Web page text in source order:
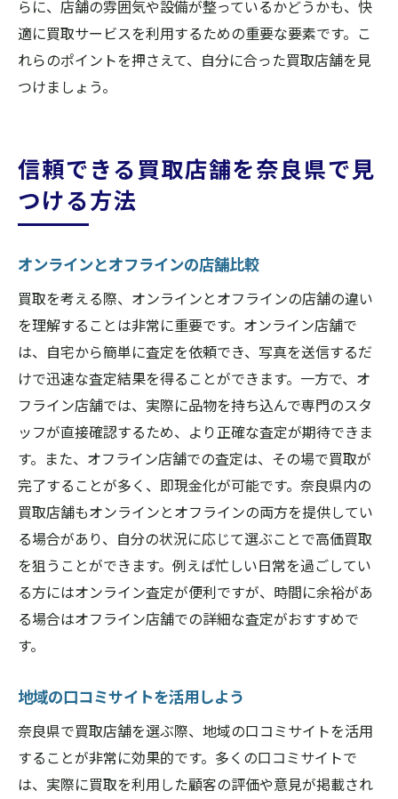
らに、店舗の雰囲気や設備が整っているかどうかも、快
適に買取サービスを利用するための重要な要素です。こ
れらのポイントを押さえて、自分に合った買取店舗を見
つけましょう。
信頼できる買取店舗を奈良県で見
つける方法
オンラインとオフラインの店舗比較
買取を考える際、オンラインとオフラインの店舗の違い
を理解することは非常に重要です。オンライン店舗で
は、自宅から簡単に査定を依頼でき、写真を送信するだ
けで迅速な査定結果を得ることができます。一方で、オ
フライン店舗では、実際に品物を持ち込んで専門のスタ
ッフが直接確認するため、より正確な査定が期待できま
す。また、オフライン店舗での査定は、その場で買取が
完了することが多く、即現金化が可能です。奈良県内の
買取店舗もオンラインとオフラインの両方を提供してい
る場合があり、自分の状況に応じて選ぶことで高価買取
を狙うことができます。例えば忙しい日常を過ごしてい
る方にはオンライン査定が便利ですが、時間に余裕があ
る場合はオフライン店舗での詳細な査定がおすすめで
す。
地域の口コミサイトを活用しよう
奈良県で買取店舗を選ぶ際、地域の口コミサイトを活用
することが非常に効果的です。多くの口コミサイトで
は、実際に買取を利用した顧客の評価や意見が掲載され